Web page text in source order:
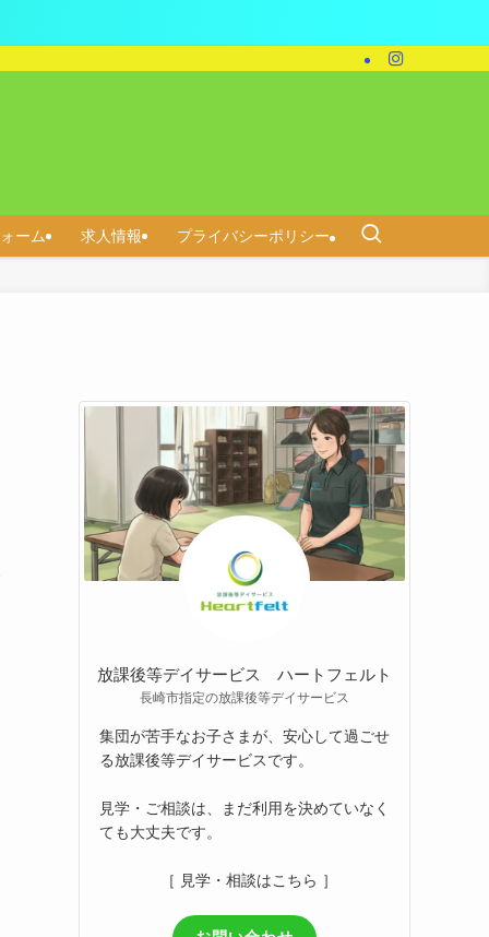
ーム 求人情報 プライバシーポリシー
放課後等デイサービス ハートフェルト
長崎市指定の放課後等デイサービス
集団が苦手なお子さまが、安心して過ごせ
る放課後等デイサービスです。
見学・ご相談は、まだ利用を決めていなく
ても大丈夫です。
［ 見学・相談はこちら ］